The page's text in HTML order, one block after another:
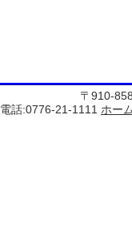
〒910-
電話:0776-21-1111 ホー